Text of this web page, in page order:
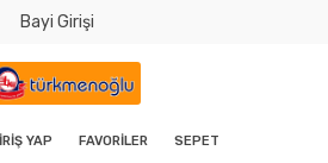
Bayi Girişi
YAP FAVORILER SEPET